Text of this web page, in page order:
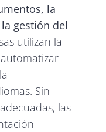
la
gestión del
utilizan la
Sin
las